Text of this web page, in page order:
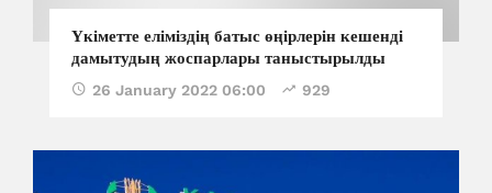
Үкіметте еліміздің батыс өңірлерін кешенді
дамытудың жоспарлары таныстырылды
26 January 2022 06:00 929